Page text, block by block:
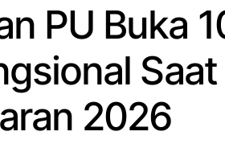
PU Buka
2026